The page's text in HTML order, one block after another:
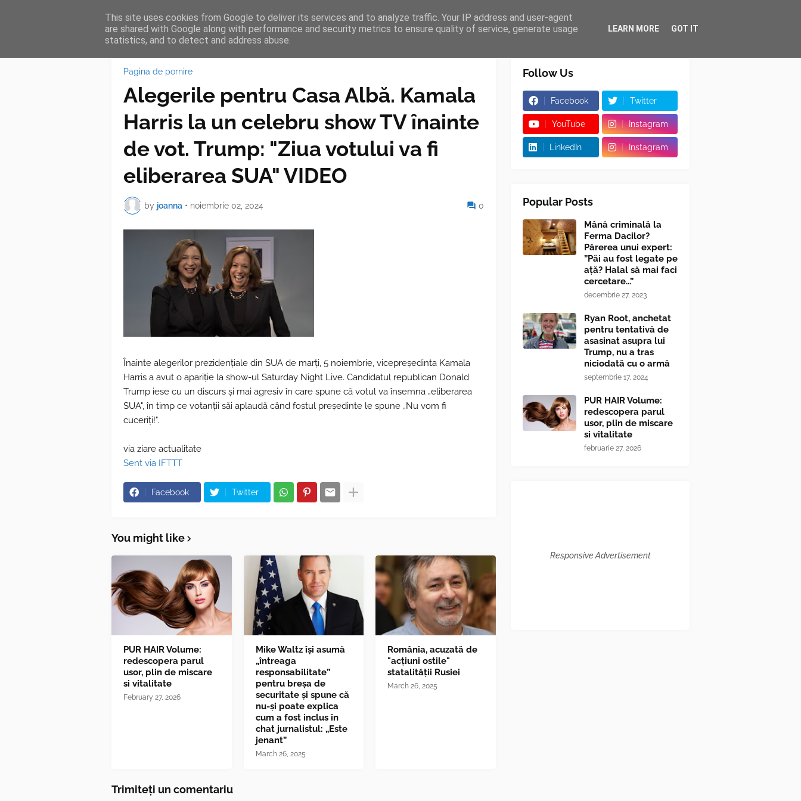
HOME FEATURES BLOGGER TIPOGRAPHY SHORTCODES
Pagina de pornire
Alegerile pentru Casa Albă. Kamala
Harris la un celebru show TV înainte
de vot. Trump: "Ziua votului va fi
eliberarea SUA" VIDEO
by joanna • noiembrie 02, 2024 0
Înainte alegerilor prezidențiale din SUA de marți, 5 noiembrie, vicepreședinta Kamala
Harris a avut o apariție la show-ul Saturday Night Live. Candidatul republican Donald
Trump iese cu un discurs și mai agresiv în care spune că votul va însemna „eliberarea
SUA", în timp ce votanții săi aplaudă când fostul președinte le spune „Nu vom fi
cuceriți!".
via ziare actualitate
Sent via IFTTT
Facebook Twitter
You might like
PUR HAIR Volume:
redescopera parul
usor, plin de miscare
si vitalitate
February 27, 2026
Mike Waltz îşi asumă
„întreaga
responsabilitate”
pentru breşa de
securitate și spune că
nu-și poate explica
cum a fost inclus în
chat jurnalistul: „Este
jenant”
March 26, 2025
România, acuzată de
"acțiuni ostile"
statalității Rusiei
March 26, 2025
Trimiteți un comentariu
Follow Us
Facebook Twitter
YouTube Instagram
LinkedIn Instagram
Popular Posts
Mână criminală la
Ferma Dacilor?
Părerea unui expert:
”Păi au fost legate pe
ață? Halal să mai faci
cercetare...”
decembrie 27, 2023
Ryan Root, anchetat
pentru tentativă de
asasinat asupra lui
Trump, nu a tras
niciodată cu o armă
septembrie 17, 2024
PUR HAIR Volume:
redescopera parul
usor, plin de miscare
si vitalitate
februarie 27, 2026
Responsive Advertisement
This site uses cookies from Google to deliver its services and to analyze traffic. Your IP address and user-agent
are shared with Google along with performance and security metrics to ensure quality of service, generate usage
statistics, and to detect and address abuse.
LEARN MORE GOT IT